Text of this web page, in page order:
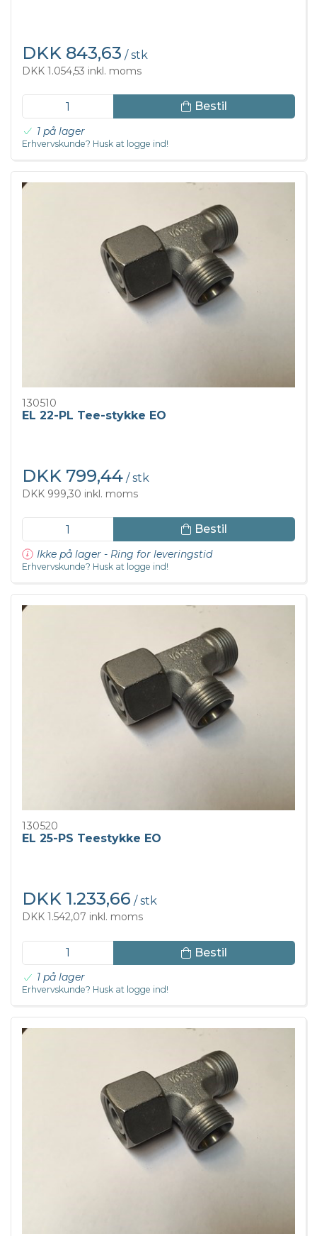
DKK 843,63 / stk
DKK 1.054,53 inkl. moms
Bestil
1 på lager
Erhvervskunde? Husk at logge ind!
130510
EL 22-PL Tee-stykke EO
DKK 799,44 / stk
DKK 999,30 inkl. moms
Bestil
Ikke på lager - Ring for leveringstid
Erhvervskunde? Husk at logge ind!
130520
EL 25-PS Teestykke EO
DKK 1.233,66 / stk
DKK 1.542,07 inkl. moms
Bestil
1 på lager
Erhvervskunde? Husk at logge ind!